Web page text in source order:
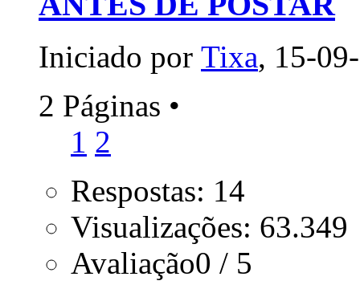
Iniciado por Tixa, 15-
2 Páginas •
1 2
Respostas: 14
Visualizações: 63.349
Avaliação0 / 5